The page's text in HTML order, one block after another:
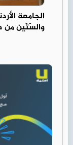
الجامعة
والسّتّين من